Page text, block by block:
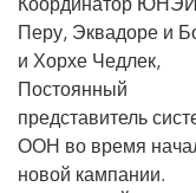
Координатор
Перу, Эквадоре и
и Хорхе Чедлек,
Постоянный
представитель
ООН во время
новой кампании.